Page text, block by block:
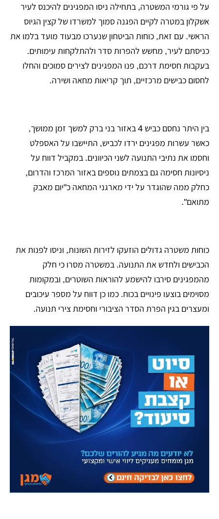
על פי גורמי המשטרה, בתחילה ניסו המפגינים להיכנס לעיר
אשקלון במטרה לקיים הפגנה סמוך למשרדו של קצין הגיוס
הראשי. עם זאת, כוחות הביטחון שנערכו מבעוד מועד בלמו את
כניסתם לעיר, מחשש להפרות סדר ולהתלקחות עימותים.
בעקבות חסימת דרכם, פנו המפגינים לצירים סמוכים והחלו
לחסום כבישים מרכזיים, תוך קריאות מחאה ושירה.
בין היתר נחסם כביש 4 באזור בני ברק למשך זמן ממושך,
כאשר עשרות מפגינים ירדו לכביש, התיישבו על האספלט
וחסמו את נתיבי התנועה לשני הכיוונים. במקביל דווח על
ניסיונות חסימה גם בצמתים נוספים באזור המרכז והדרום,
כחלק ממה שהוגדר על ידי מארגני המחאה כ"יום מאבק
מתואם".
כוחות משטרה גדולים הוזעקו לזירות השונות, וניסו לפנות את
הכבישים ולחדש את התנועה. במשטרה מסרו כי חלק
מהמפגינים סירבו להישמע להוראות השוטרים, ובמקומות
מסוימים בוצעו פינויים בכוח. כמו כן דווח על מספר עיכובים
ומעצרים בגין הפרת הסדר הציבורי וחסימת צירי תנועה.